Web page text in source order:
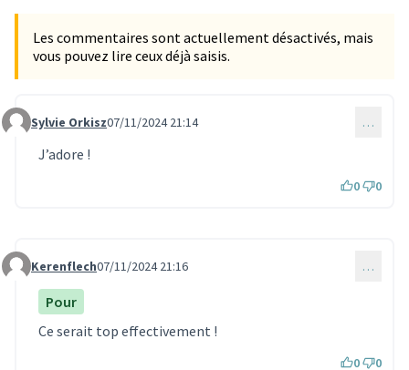
Les commentaires sont actuellement désactivés, mais
vous pouvez lire ceux déjà saisis.
Commentaire 3493
Sylvie Orkisz07/11/2024 21:14 …
J’adore !
0 0
Commentaire 3494
Kerenflech07/11/2024 21:16 …
Pour
Ce serait top effectivement !
0 0